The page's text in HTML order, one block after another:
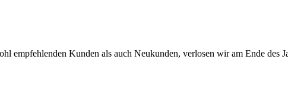
empfehlenden Kunden als auch Neukunden, verlosen wir am Ende des